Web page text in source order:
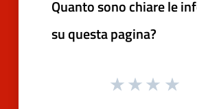
Quanto sono chiare le
su questa pagina?